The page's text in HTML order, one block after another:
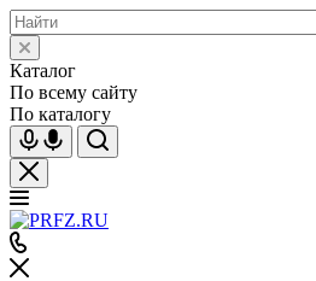
Каталог
По всему сайту
По каталогу